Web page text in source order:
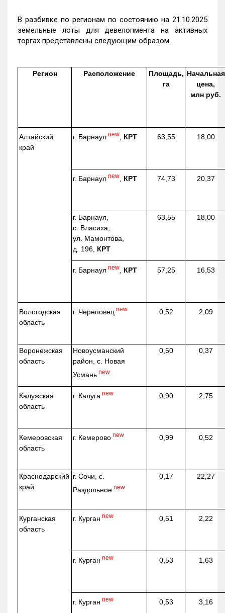
В разбивке по регионам по состоянию на 21.10.2025
земельные лоты для девелопмента на активных
торгах представлены следующим образом.
Регион Расположение
Площадь,
га
Начальная
цена,
млн руб.
Алтайский
край
г. Барнаул new КРТ 63,55 18,00
г. Барнаул new КРТ 74,73 20,37
г. Барнаул,
с. Власиха,
ул. Мамонтова,
д. 196, КРТ
63,55 18,00
г. Барнаул new КРТ 57,25 16,53
Вологодская
область
г. Череповец new 0,52 2,09
Воронежская
область
Новоусманский
район, с. Новая
Усмань new
0,50 0,37
Калужская
область
г. Калуга new 0,90 2,75
Кемеровская
область
г. Кемерово new 0,99 0,52
Краснодарский
край
г. Сочи, с.
Раздольное new
0,17 22,27
Курганская
область
г. Курган new 0,51 2,22
г. Курган new 0,53 1,63
г. Курган new 0,53 3,16